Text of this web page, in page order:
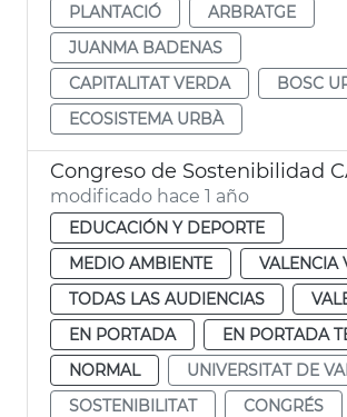
PLANTACIÓ
ARBRATGE
JUANMA BADENAS
CAPITALITAT VERDA
BOSC
ECOSISTEMA URBÀ
Congreso de Sostenibilidad
modificado hace 1 año
EDUCACIÓN Y DEPORTE
MEDIO AMBIENTE
VALENCIA
TODAS LAS AUDIENCIAS
EN PORTADA
EN PORTADA
NORMAL
UNIVERSITAT DE
SOSTENIBILITAT
CONGRÉS